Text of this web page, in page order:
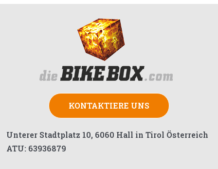
KONTAKTIERE UNS
Unterer Stadtplatz 10, 6060 Hall in Tirol Österreich
ATU: 63936879